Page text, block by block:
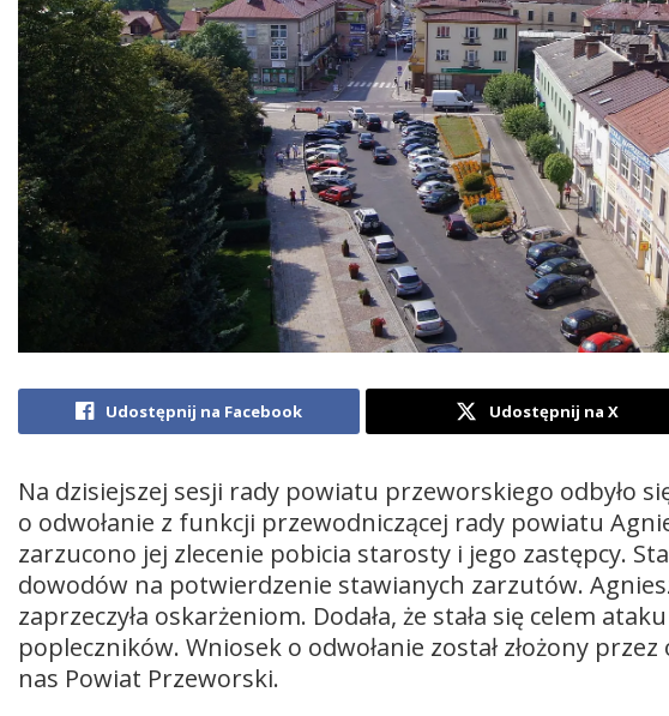
Udostępnij na Facebook Udostępnij na X
Na dzisiejszej sesji rady powiatu przeworskiego odbyło
o odwołanie z funkcji przewodniczącej rady powiatu
zarzucono jej zlecenie pobicia starosty i jego zastępcy.
dowodów na potwierdzenie stawianych zarzutów.
zaprzeczyła oskarżeniom. Dodała, że stała się celem
popleczników. Wniosek o odwołanie został złożony
nas Powiat Przeworski.